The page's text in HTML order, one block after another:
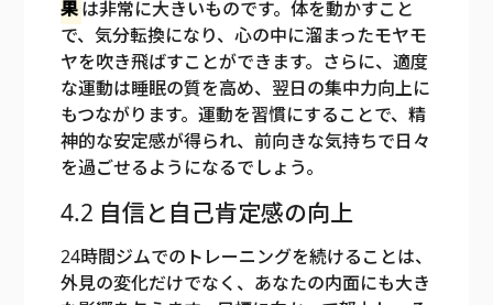
果は非常に大きいものです。体を動かすこと
で、気分転換になり、心の中に溜まったモヤモ
ヤを吹き飛ばすことができます。さらに、適度
な運動は睡眠の質を高め、翌日の集中力向上に
もつながります。運動を習慣にすることで、精
神的な安定感が得られ、前向きな気持ちで日々
を過ごせるようになるでしょう。
4.2 自信と自己肯定感の向上
24時間ジムでのトレーニングを続けることは、
外見の変化だけでなく、あなたの内面にも大き